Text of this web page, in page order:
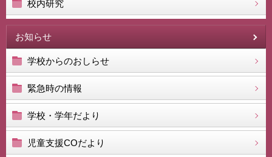
校内研究
お知らせ
学校からのおしらせ
緊急時の情報
学校・学年だより
児童支援COだより